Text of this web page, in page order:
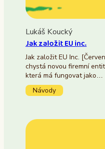
Lukáš Koucký
Jak založit EU inc.
Jak založit EU Inc.
chystá novou firemní
která má fungovat jako…
Návody